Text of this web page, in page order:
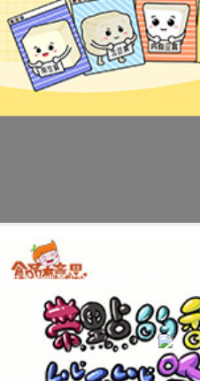
科普视频:带黑点的香蕉可以吃吗？